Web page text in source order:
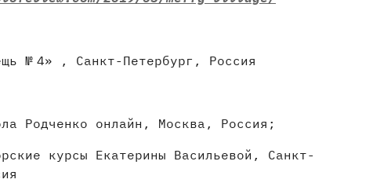
№ 4»
, Санкт-Петербург, Россия
Родченко онлайн, Москва, Россия;
курсы Екатерины Васильевой, Санкт-